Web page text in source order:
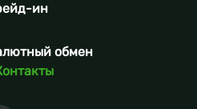
ин
обмен